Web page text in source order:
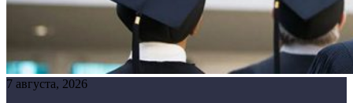
7 августа, 2026